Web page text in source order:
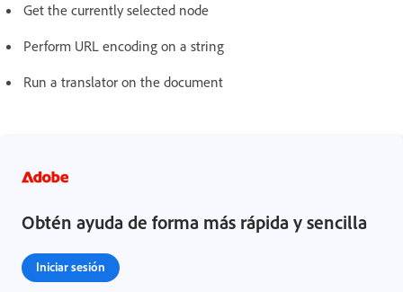
Get the currently selected node
Perform URL encoding on a string
Run a translator on the document
Obtén ayuda de forma más rápida y sencilla
Iniciar sesión